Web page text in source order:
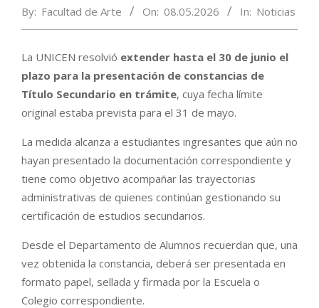
By: Facultad de Arte On: 08.05.2026 In: Noticias
La UNICEN resolvió extender hasta el 30 de junio el
plazo para la presentación de constancias de
Título Secundario en trámite, cuya fecha límite
original estaba prevista para el 31 de mayo.
La medida alcanza a estudiantes ingresantes que aún no
hayan presentado la documentación correspondiente y
tiene como objetivo acompañar las trayectorias
administrativas de quienes continúan gestionando su
certificación de estudios secundarios.
Desde el Departamento de Alumnos recuerdan que, una
vez obtenida la constancia, deberá ser presentada en
formato papel, sellada y firmada por la Escuela o
Colegio correspondiente.